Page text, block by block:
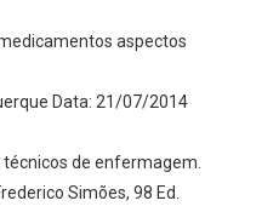
aspectos
Data: 21/07/2014
de enfermagem.
Simões, 98 Ed.